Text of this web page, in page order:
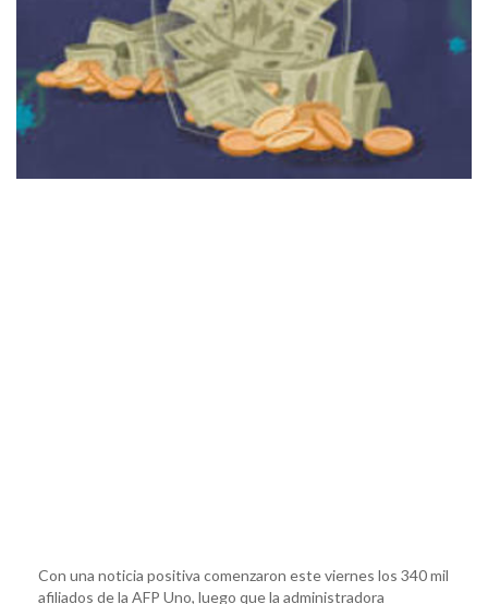
Con una noticia positiva comenzaron este viernes los 340 mil
afiliados de la AFP Uno, luego que la administradora